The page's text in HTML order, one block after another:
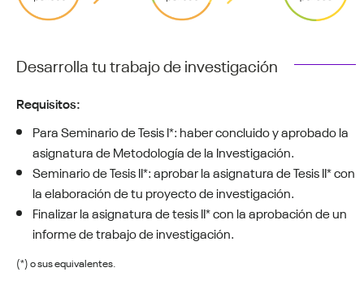
Desarrolla tu trabajo de investigación
Requisitos:
Para Seminario de Tesis I*: haber concluido y aprobado la
asignatura de Metodología de la Investigación.
Seminario de Tesis II*: aprobar la asignatura de Tesis II* con
la elaboración de tu proyecto de investigación.
Finalizar la asignatura de tesis II* con la aprobación de un
informe de trabajo de investigación.
(*) o sus equivalentes.